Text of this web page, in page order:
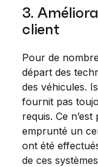
3.
client
Pour de
départ des
des véhicules.
fournit pas
requis. Ce
emprunté un
ont été
de ces